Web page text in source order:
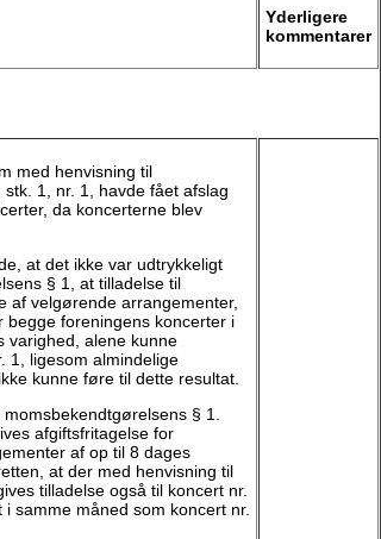
Yderligere
kommentarer
med henvisning til
1, nr. 1, havde fået afslag
da koncerterne blev
at det ikke var udtrykkeligt
§ 1, at tilladelse til
af velgørende arrangementer,
foreningens koncerter i
varighed, alene kunne
1, ligesom almindelige
kunne føre til dette resultat.
§ 1.
afgiftsfritagelse for
af op til 8 dages
at der med henvisning til
tilladelse også til koncert nr.
samme måned som koncert nr.